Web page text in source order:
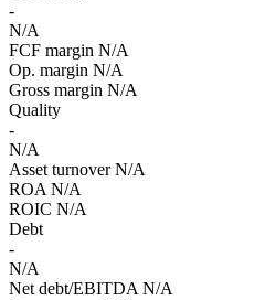
-
N/A
FCF margin N/A
Op. margin N/A
Gross margin N/A
Quality
-
N/A
Asset turnover N/A
ROA N/A
ROIC N/A
Debt
-
N/A
Net debt/EBITDA N/A